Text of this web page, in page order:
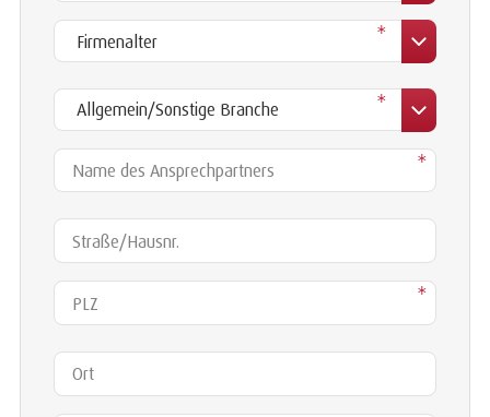
Firmenalter *
Branche *
Name des Ansprechpartners *
Straße/Hausnr.
PLZ *
Ort